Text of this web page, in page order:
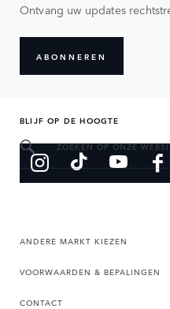
Ontvang uw updates
ABONNEREN
BLIJF OP DE HOOGTE
ZOEKEN OP ONZE
ANDERE MARKT KIEZEN
VOORWAARDEN & BEPALINGEN
CONTACT